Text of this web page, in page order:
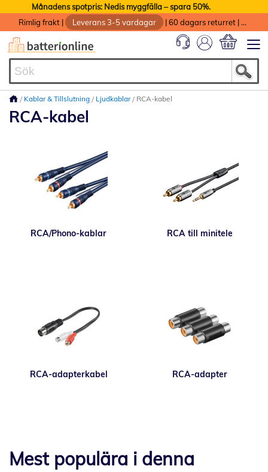
Månadens spotpris: Nedis myggfälla – spara 50%.
Rimlig frakt | Leverans 3-5 vardagar |60 dagars returret |
Kablar & Tillslutning Ljudkablar RCA-kabel
RCA-kabel
RCA/Phono-kablar RCA till minitele
RCA-adapterkabel RCA-adapter
Mest populära i denna